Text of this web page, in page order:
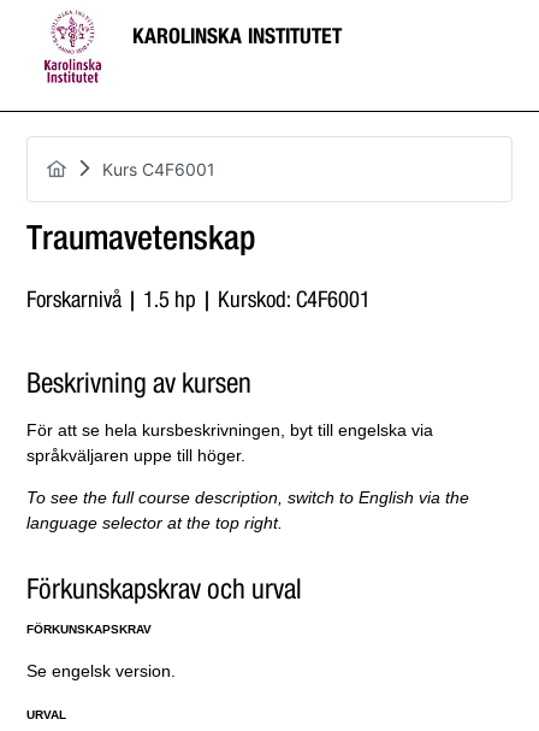
KAROLINSKA INSTITUTET
Kurs C4F6001
Traumavetenskap
Forskarnivå | 1.5 hp | Kurskod: C4F6001
Beskrivning av kursen
För att se hela kursbeskrivningen, byt till engelska via
språkväljaren uppe till höger.
To see the full course description, switch to English via the
language selector at the top right.
Förkunskapskrav och urval
FÖRKUNSKAPSKRAV
Se engelsk version.
URVAL